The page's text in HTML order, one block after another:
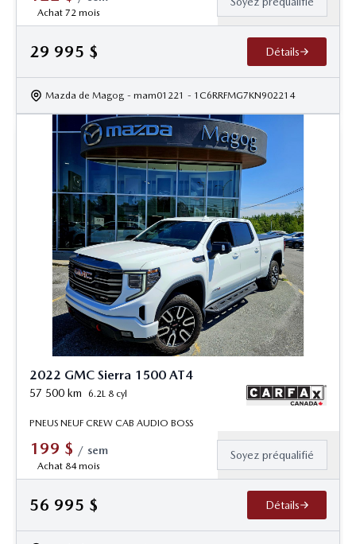
Achat 72 mois
29 995 $ Détails
Mazda de Magog - mam01221 - 1C6RRFMG7KN902214
2022 GMC Sierra 1500 AT4
57 500 km 6.2L 8 cyl
PNEUS NEUF CREW CAB AUDIO BOSS
199 $ / sem
Achat 84 mois
Soyez préqualifié
56 995 $ Détails